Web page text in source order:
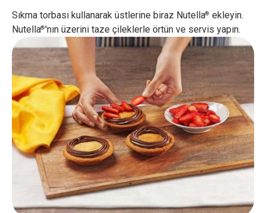
Sıkma torbası kullanarak üstlerine biraz Nutella® ekleyin.
Nutella®'nın üzerini taze çileklerle örtün ve servis yapın.